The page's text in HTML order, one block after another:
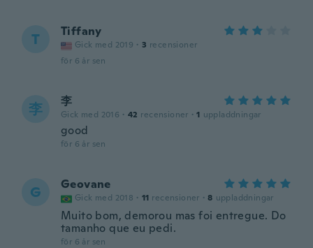
T Tiffany
Gick med 2019 · 3 recensioner
för 6 år sen
李 李
Gick med 2016 · 42 recensioner · 1 uppladdningar
good
för 6 år sen
G Geovane
Gick med 2018 · 11 recensioner · 8 uppladdningar
Muito bom, demorou mas foi entregue. Do
tamanho que eu pedi.
för 6 år sen